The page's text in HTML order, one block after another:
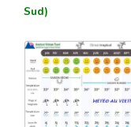
Sud)